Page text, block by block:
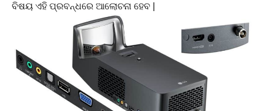
ବିଷୟ ଏହି ପ୍ରବନ୍ଧରେ ଆଲୋଚନା ହେବ |